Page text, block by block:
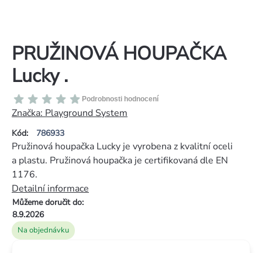
PRUŽINOVÁ HOUPAČKA
Lucky .
Kód: 786933
Průměrné
hodnocení
produktu
je
0,0
z
5
hvězdiček.
Podrobnosti hodnocení
Značka: Playground System
Na objednávku
Můžeme doručit do:
8.9.2026
Pružinová houpačka Lucky je vyrobena z kvalitní oceli
a plastu. Pružinová houpačka je certifikovaná dle EN
1176.
Detailní informace